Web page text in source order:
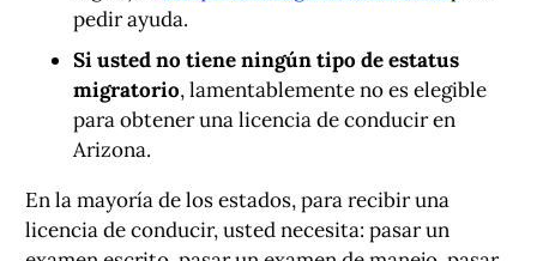
pedir ayuda.
Si usted no tiene ningún tipo de estatus
migratorio, lamentablemente no es elegible
para obtener una licencia de conducir en
Arizona.
En la mayoría de los estados, para recibir una
licencia de conducir, usted necesita: pasar un